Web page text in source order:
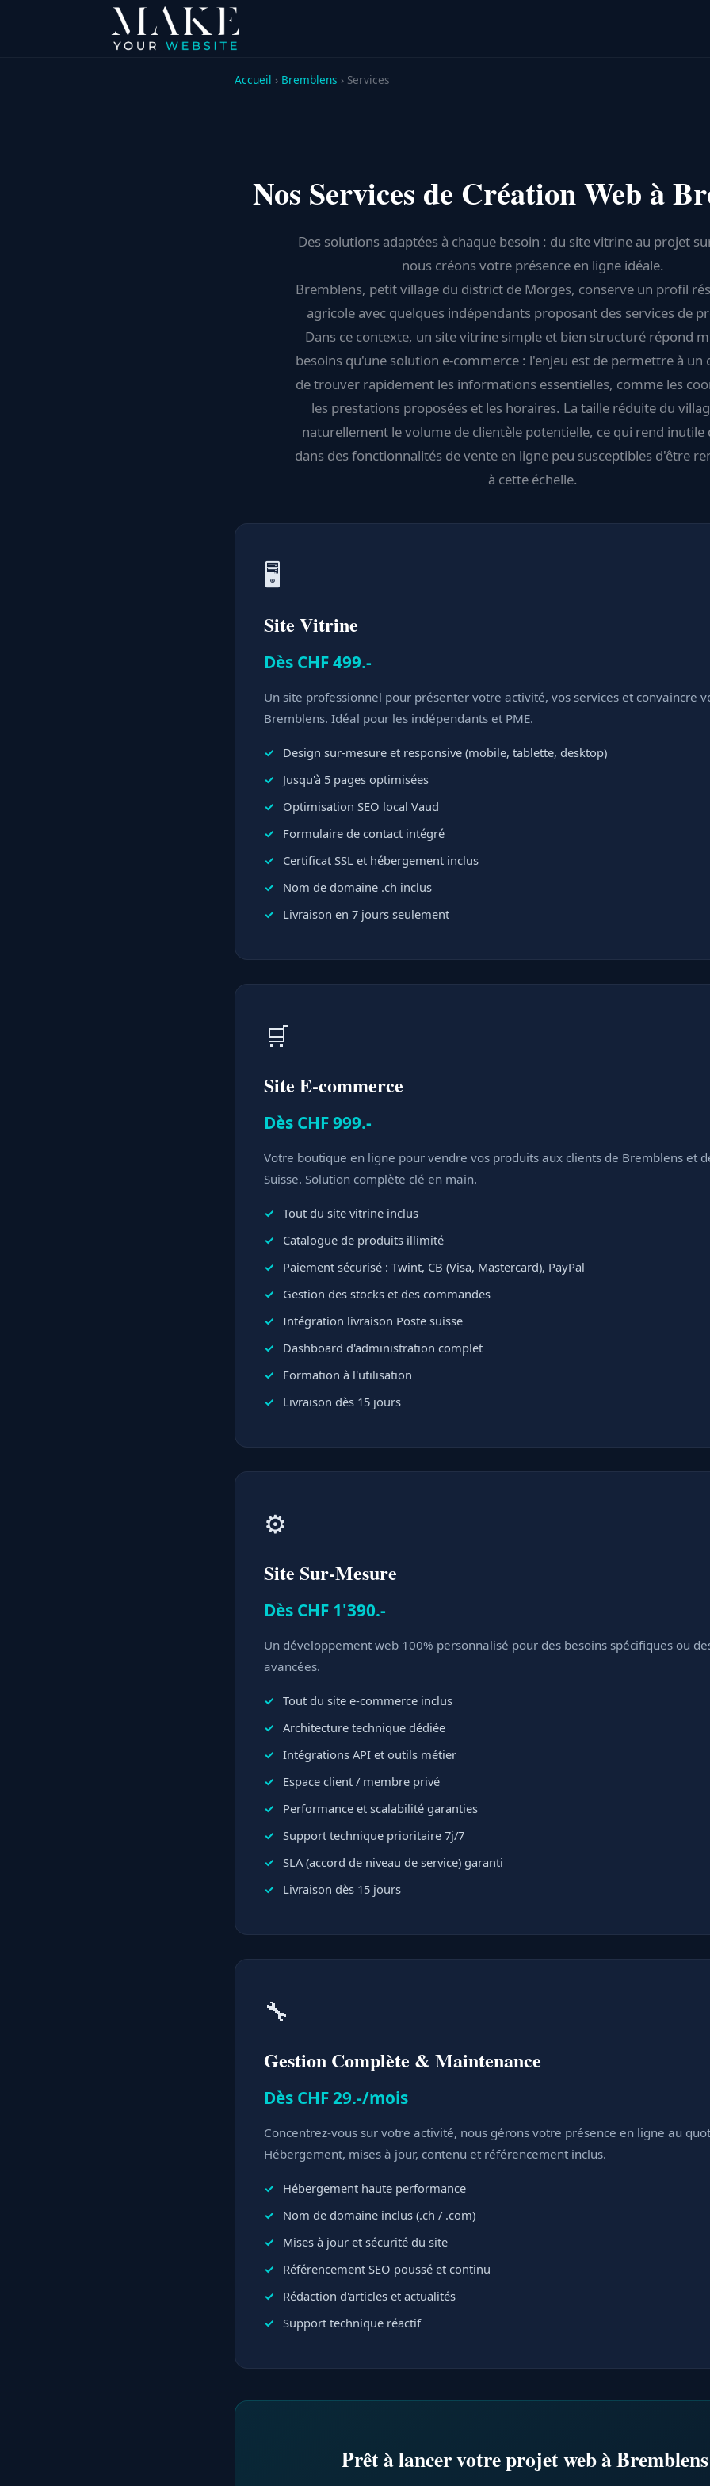
Accueil › Bremblens › Services
Nos Services de Création Web à
Des solutions adaptées à chaque besoin : du site vitrine au projet
nous créons votre présence en ligne idéale.
Bremblens, petit village du district de Morges, conserve un profil
agricole avec quelques indépendants proposant des services de
Dans ce contexte, un site vitrine simple et bien structuré répond
besoins qu'une solution e-commerce : l'enjeu est de permettre à un
de trouver rapidement les informations essentielles, comme les
les prestations proposées et les horaires. La taille réduite du
naturellement le volume de clientèle potentielle, ce qui rend inutile
dans des fonctionnalités de vente en ligne peu susceptibles d'être
à cette échelle.
🖥️
Site Vitrine
Dès CHF 499.-
Un site professionnel pour présenter votre activité, vos services et convaincre
Bremblens. Idéal pour les indépendants et PME.
Design sur-mesure et responsive (mobile, tablette, desktop)
Jusqu'à 5 pages optimisées
Optimisation SEO local Vaud
Formulaire de contact intégré
Certificat SSL et hébergement inclus
Nom de domaine .ch inclus
Livraison en 7 jours seulement
🛒
Site E-commerce
Dès CHF 999.-
Votre boutique en ligne pour vendre vos produits aux clients de Bremblens et
Suisse. Solution complète clé en main.
Tout du site vitrine inclus
Catalogue de produits illimité
Paiement sécurisé : Twint, CB (Visa, Mastercard), PayPal
Gestion des stocks et des commandes
Intégration livraison Poste suisse
Dashboard d'administration complet
Formation à l'utilisation
Livraison dès 15 jours
⚙️
Site Sur-Mesure
Dès CHF 1'390.-
Un développement web 100% personnalisé pour des besoins spécifiques ou
avancées.
Tout du site e-commerce inclus
Architecture technique dédiée
Intégrations API et outils métier
Espace client / membre privé
Performance et scalabilité garanties
Support technique prioritaire 7j/7
SLA (accord de niveau de service) garanti
Livraison dès 15 jours
🔧
Gestion Complète & Maintenance
Dès CHF 29.-/mois
Concentrez-vous sur votre activité, nous gérons votre présence en ligne au
Hébergement, mises à jour, contenu et référencement inclus.
Hébergement haute performance
Nom de domaine inclus (.ch / .com)
Mises à jour et sécurité du site
Référencement SEO poussé et continu
Rédaction d'articles et actualités
Support technique réactif
Prêt à lancer votre projet web à